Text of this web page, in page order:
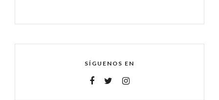
SÍGUENOS EN